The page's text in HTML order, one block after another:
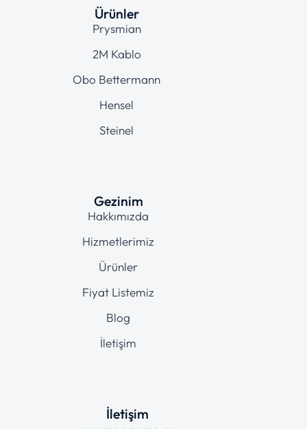
Ürünler
Prysmian
2M Kablo
Obo Bettermann
Hensel
Steinel
Gezinim
Hakkımızda
Hizmetlerimiz
Ürünler
Fiyat Listemiz
Blog
İletişim
İletişim